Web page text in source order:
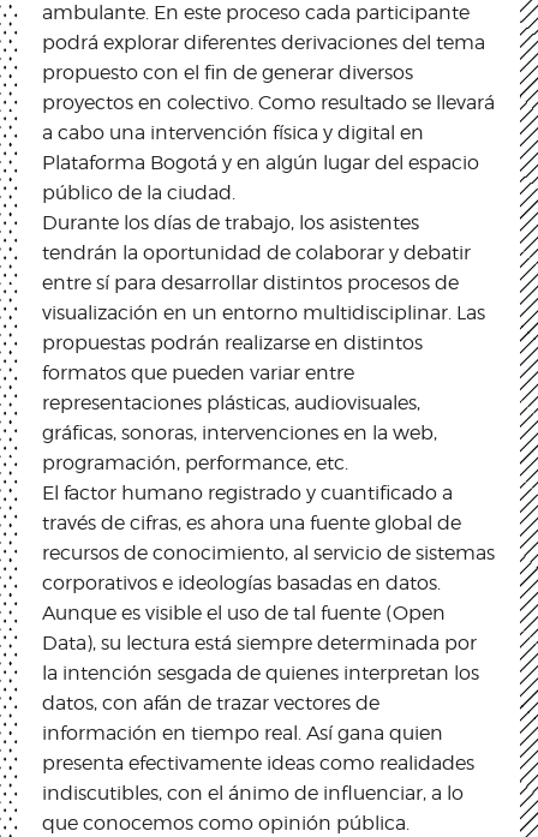
ambulante. En este proceso cada participante
podrá explorar diferentes derivaciones del tema
propuesto con el fin de generar diversos
proyectos en colectivo. Como resultado se llevará
a cabo una intervención física y digital en
Plataforma Bogotá y en algún lugar del espacio
público de la ciudad.
Durante los días de trabajo, los asistentes
tendrán la oportunidad de colaborar y debatir
entre sí para desarrollar distintos procesos de
visualización en un entorno multidisciplinar. Las
propuestas podrán realizarse en distintos
formatos que pueden variar entre
representaciones plásticas, audiovisuales,
gráficas, sonoras, intervenciones en la web,
programación, performance, etc.
El factor humano registrado y cuantificado a
través de cifras, es ahora una fuente global de
recursos de conocimiento, al servicio de sistemas
corporativos e ideologías basadas en datos.
Aunque es visible el uso de tal fuente (Open
Data), su lectura está siempre determinada por
la intención sesgada de quienes interpretan los
datos, con afán de trazar vectores de
información en tiempo real. Así gana quien
presenta efectivamente ideas como realidades
indiscutibles, con el ánimo de influenciar, a lo
que conocemos como opinión pública.